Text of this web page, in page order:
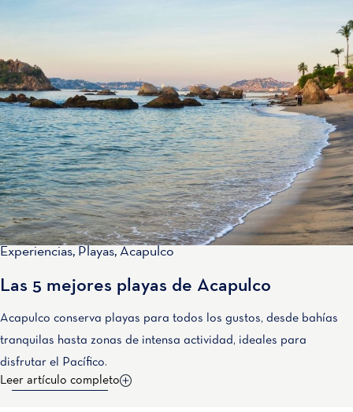
Experiencias, Playas, Acapulco
Las 5 mejores playas de Acapulco
Acapulco conserva playas para todos los gustos, desde bahías
tranquilas hasta zonas de intensa actividad, ideales para
disfrutar el Pacífico.
Leer artículo completo